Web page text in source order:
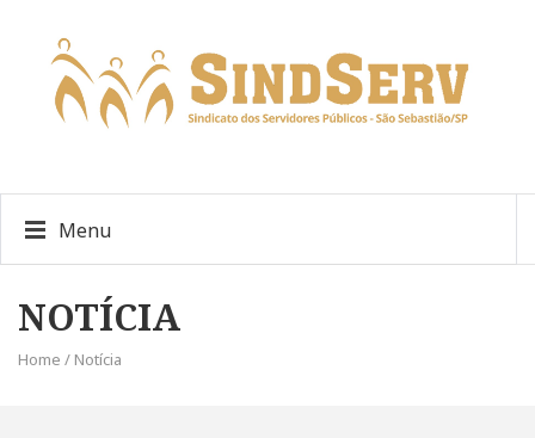
Menu
NOTÍCIA
Home / Notícia